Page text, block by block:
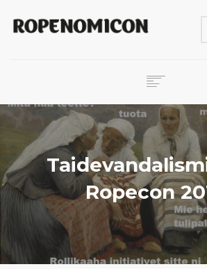
SKENE
PELIT
IN ENGLISH
SEARCH
Ropecon